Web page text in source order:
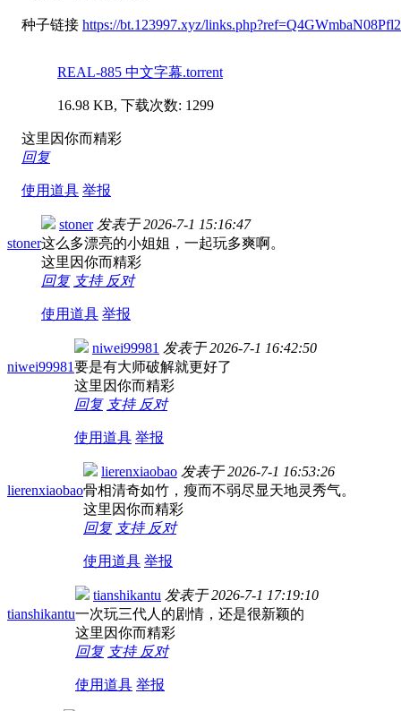
种子链接 https://bt.123997.xyz/
REAL-885 中文字幕.torrent
16.98 KB, 下载次数: 1299
这里因你而精彩
回复
使用道具 举报
stoner
stoner 发表于2026-7-1 15:16:47
这么多漂亮的小姐姐，一起玩多爽啊。
这里因你而精彩
回复 支持 反对
使用道具 举报
niwei99981
niwei99981 发表于2026-7-1 16:42:50
要是有大师破解就更好了
这里因你而精彩
回复 支持 反对
使用道具 举报
lierenxiaobao
lierenxiaobao 发表于2026-7-1 16:53:26
骨相清奇如竹，瘦而不弱尽显天地灵秀气。
这里因你而精彩
回复 支持 反对
使用道具 举报
tianshikantu
tianshikantu 发表于2026-7-1 17:19:10
一次玩三代人的剧情，还是很新颖的
这里因你而精彩
回复 支持 反对
使用道具 举报